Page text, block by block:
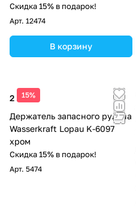
Скидка 15% в подарок!
Арт. 12474
В корзину
15%
2 260 ₽
Держатель запасного рулона
Wasserkraft Lopau K-6097
хром
Скидка 15% в подарок!
Арт. 5474